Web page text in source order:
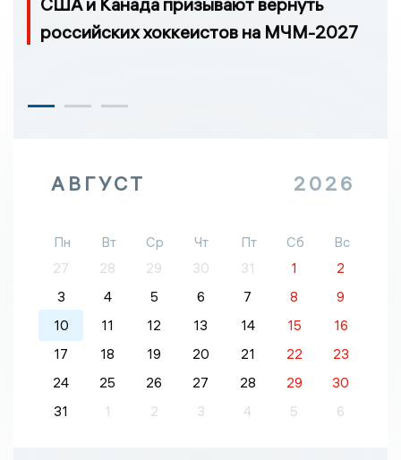
российских хоккеистов на МЧМ-2027
АВГУСТ 2026
Пн Вт Ср Чт Пт Сб
Вс
27
28 29 30 31 1
2
3
4 5 6 7 8
9
10
11 12 13 14 15
16
17
18 19 20 21 22
23
24
25 26 27 28 29
30
31
1 2 3 4 5 6